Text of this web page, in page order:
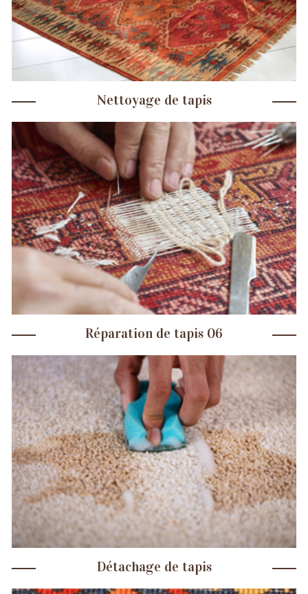
Nettoyage de tapis
Réparation de tapis 06
Détachage de tapis